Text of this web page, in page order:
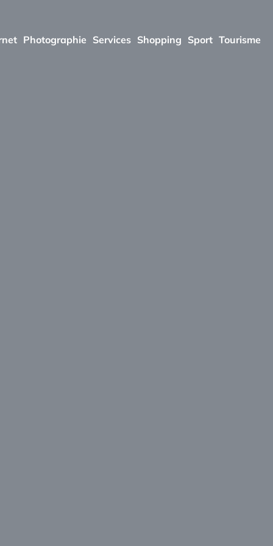
Photographie Services Shopping Sport Tourisme